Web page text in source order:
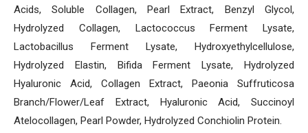
Acids, Soluble Collagen, Pearl Extract, Benzyl Glycol,
Hydrolyzed Collagen, Lactococcus Ferment Lysate,
Lactobacillus Ferment Lysate, Hydroxyethylcellulose,
Hydrolyzed Elastin, Bifida Ferment Lysate, Hydrolyzed
Hyaluronic Acid, Collagen Extract, Paeonia Suffruticosa
Branch/Flower/Leaf Extract, Hyaluronic Acid, Succinoyl
Atelocollagen, Pearl Powder, Hydrolyzed Conchiolin Protein.